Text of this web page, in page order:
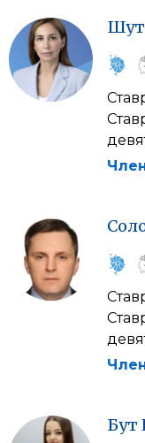
Бут